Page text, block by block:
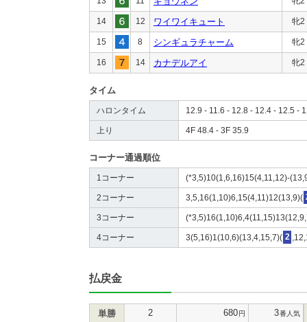
14 12 ワイワイキュート 牝2
15 8 シンギュラチャーム 牝2
16 14 カナデルアイ 牝2
タイム
ハロンタイム 12.9 - 11.6 - 12.8 - 12.4 - 12.5 -
上り 4F 48.4 - 3F 35.9
コーナー通過順位
1コーナー (*3,5)10(1,6,16)15(4,11,12)-
2コーナー 3,5,16(1,10)6,15(4,11)12(13,9)(
3コーナー
4コーナー 3(5,16)1(10,6)(13,4,15,7)( 2
払戻金
単勝 2 680円 3番人気